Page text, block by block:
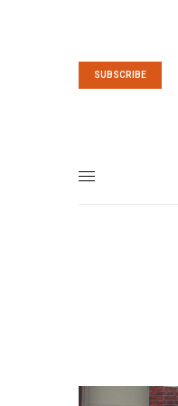
SUBSCRIBE